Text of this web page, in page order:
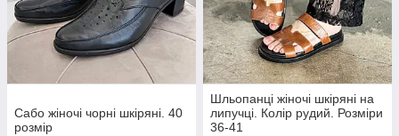
Сабо жіночі чорні шкіряні. 40
розмір
Шльопанці жіночі шкіряні на
липучці. Колір рудий. Розміри
36-41